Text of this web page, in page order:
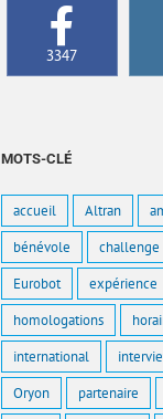
3347
MOTS-CLÉ
accueil Altran
bénévole challenge
Eurobot expérience
homologations
international
Oryon partenaire